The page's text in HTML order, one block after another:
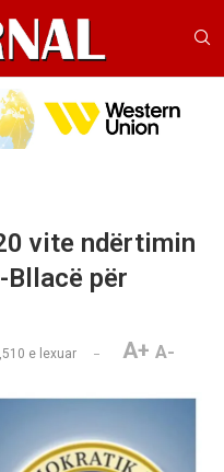
vite ndërtimin
Bllacë për
e lexuar A+ A-